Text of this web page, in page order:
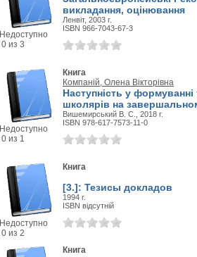
Недоступно
0 из 3
викладання, оцінювання
Ленвіт, 2003 г.
ISBN 966-7043-67-3
Недоступно
0 из 1
Книга
Компаній, Олена Вікторівна
Наступність у
школярів на
Вишемирський В. С., 2018 г.
ISBN 978-617-7573-11-0
Недоступно
0 из 2
Книга
[3.]: Тезисы докладов
1994 г.
ISBN відсутній
Книга